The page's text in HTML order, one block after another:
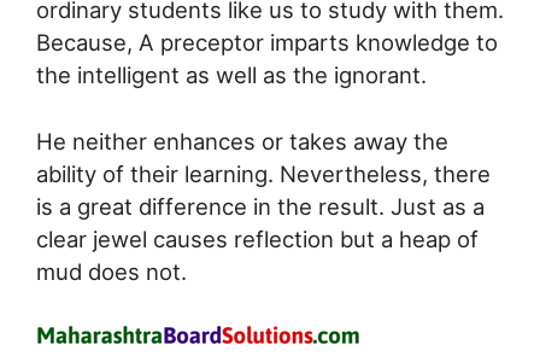
ordinary students like us to study with them.
Because, A preceptor imparts knowledge to
the intelligent as well as the ignorant.
He neither enhances or takes away the
ability of their learning. Nevertheless, there
is a great difference in the result. Just as a
clear jewel causes reflection but a heap of
mud does not.